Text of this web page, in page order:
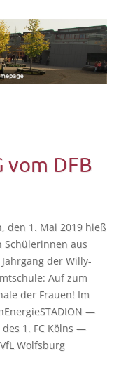
vom DFB
den 1. Mai 2019 hieß
Schü­le­rin­nen aus
der Wil­­ly-
Auf zum
der Frau­en! Im
—
1. FC Kölns —
Wolfs­burg